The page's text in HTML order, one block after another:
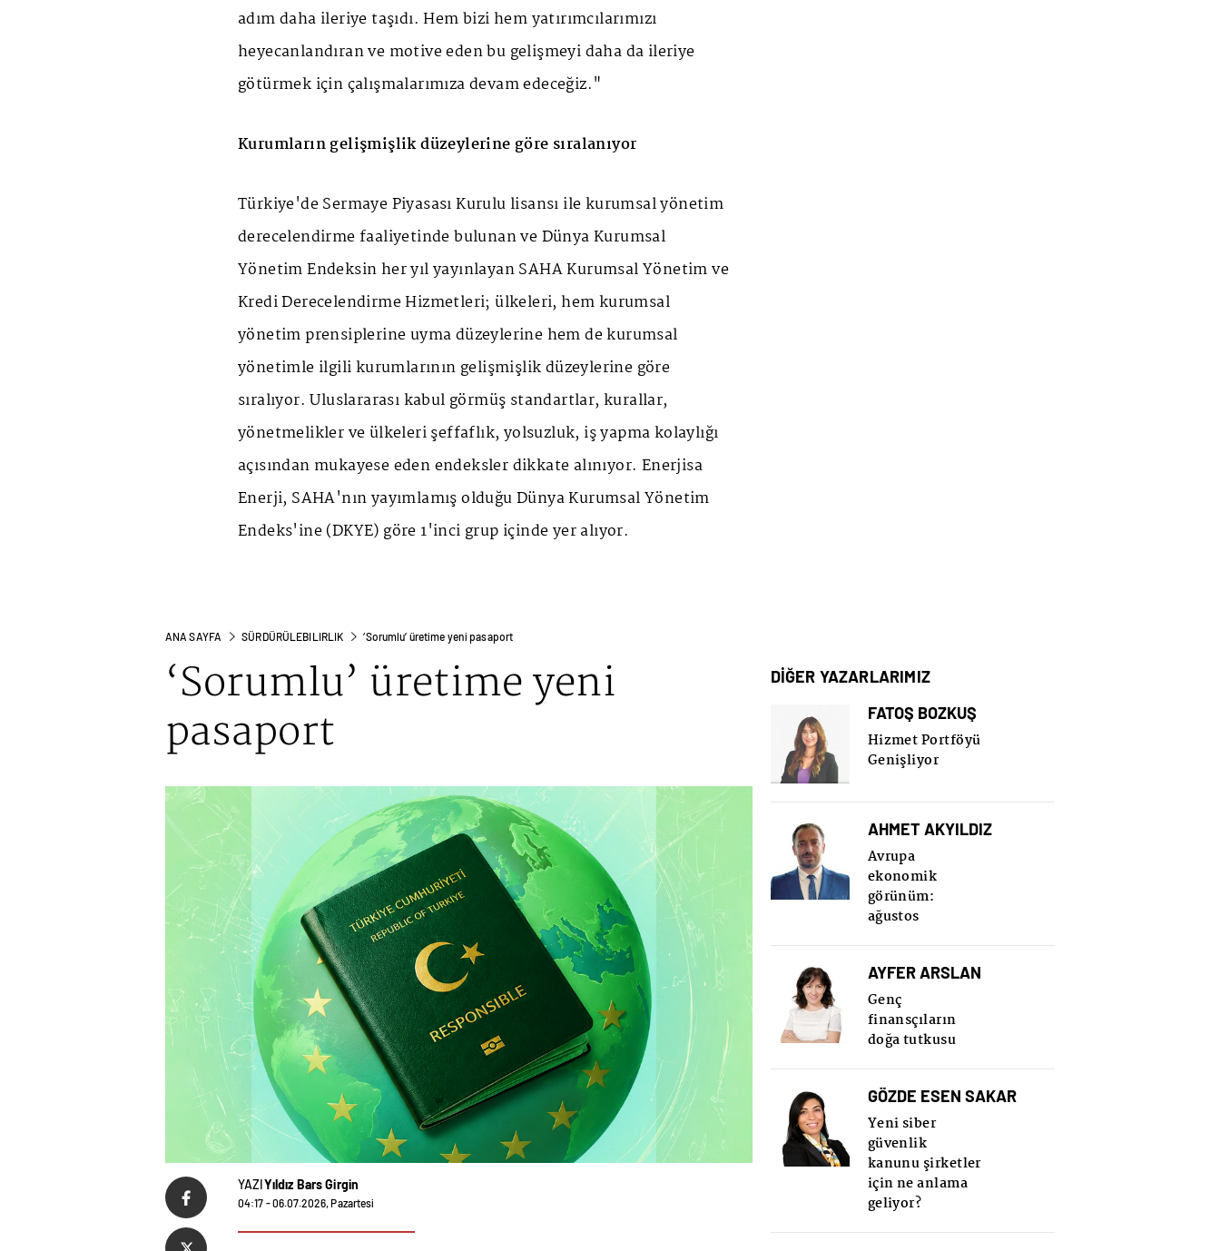
adım daha ileriye taşıdı. Hem bizi hem yatırımcılarımızı
heyecanlandıran ve motive eden bu gelişmeyi daha da ileriye
götürmek için çalışmalarımıza devam edeceğiz."
Kurumların gelişmişlik düzeylerine göre sıralanıyor
Türkiye'de Sermaye Piyasası Kurulu lisansı ile kurumsal yönetim
derecelendirme faaliyetinde bulunan ve Dünya Kurumsal
Yönetim Endeksin her yıl yayınlayan SAHA Kurumsal Yönetim ve
Kredi Derecelendirme Hizmetleri; ülkeleri, hem kurumsal
yönetim prensiplerine uyma düzeylerine hem de kurumsal
yönetimle ilgili kurumlarının gelişmişlik düzeylerine göre
sıralıyor. Uluslararası kabul görmüş standartlar, kurallar,
yönetmelikler ve ülkeleri şeffaflık, yolsuzluk, iş yapma kolaylığı
açısından mukayese eden endeksler dikkate alınıyor. Enerjisa
Enerji, SAHA'nın yayımlamış olduğu Dünya Kurumsal Yönetim
Endeks'ine (DKYE) göre 1'inci grup içinde yer alıyor.
ANA SAYFA SÜRDÜRÜLEBILIRLIK ‘Sorumlu’ üretime yeni pasaport
‘Sorumlu’ üretime yeni
pasaport
YAZIYıldız Bars Girgin
04:17 - 06.07.2026, Pazartesi
DİĞER YAZARLARIMIZ
FATOŞ BOZKUŞ
Hizmet Portföyü
Genişliyor
AHMET AKYILDIZ
Avrupa
ekonomik
görünüm:
ağustos
AYFER ARSLAN
Genç
finansçıların
doğa tutkusu
GÖZDE ESEN SAKAR
Yeni siber
güvenlik
kanunu şirketler
için ne anlama
geliyor?